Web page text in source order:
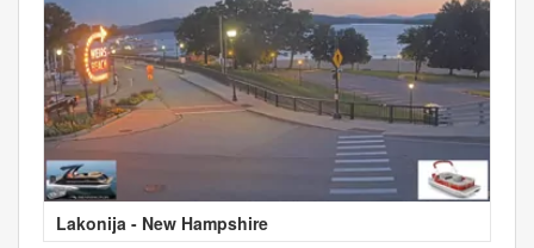
Lakonija - New Hampshire